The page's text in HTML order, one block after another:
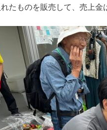
たものを販売して、売上金